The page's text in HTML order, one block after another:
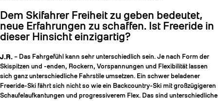
Dem Skifahrer Freiheit zu geben bedeutet,
neue Erfahrungen zu schaffen. Ist Freeride in
dieser Hinsicht einzigartig?
J.R. – Das Fahrgefühl kann sehr unterschiedlich sein. Je nach Form der
Skispitzen und -enden, Rockern, Vorspannungen und Flexibilität lassen
sich ganz unterschiedliche Fahrstile umsetzen. Ein schwer beladener
Freeride-Ski fährt sich nicht so wie ein Backcountry-Ski mit großzügigeren
Schaufelaufkantungen und progressiverem Flex. Das sind unterschiedliche